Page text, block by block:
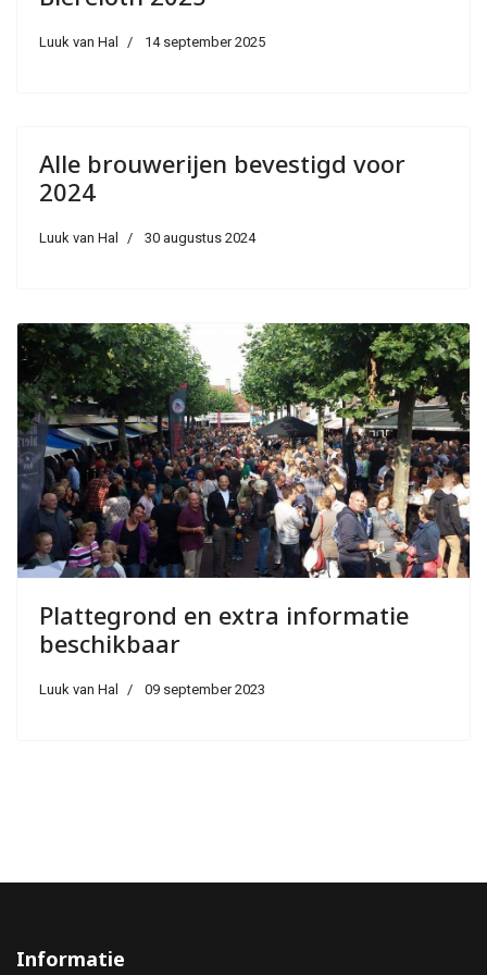
Luuk van Hal 14 september 2025
Alle brouwerijen bevestigd voor
2024
Luuk van Hal 30 augustus 2024
Plattegrond en extra informatie
beschikbaar
Luuk van Hal 09 september 2023
Informatie